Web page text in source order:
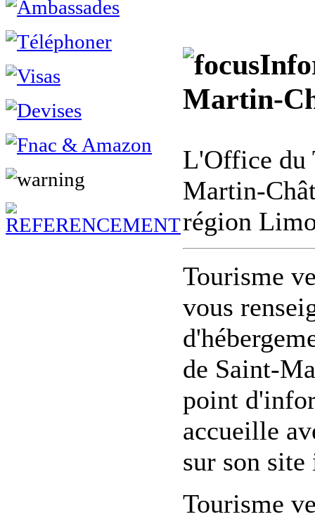
Martin-
L'Office du
Martin-
région
Tourisme
vous
de Saint-
point
accueille
sur son
Tourisme